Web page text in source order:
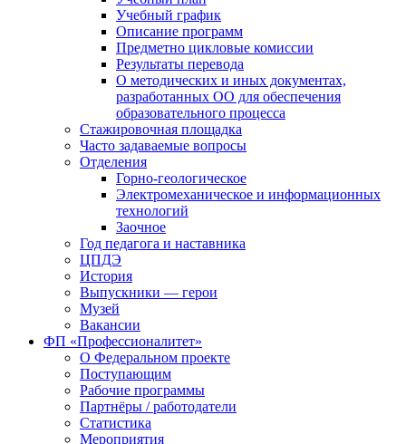
Учебный график
Описание программ
Предметно цикловые комиссии
Результаты перевода
О методических и иных документах,
разработанных ОО для обеспечения
образовательного процесса
Стажировочная площадка
Часто задаваемые вопросы
Отделения
Горно-геологическое
Электромеханическое и информационных
технологий
Заочное
Год педагога и наставника
ЦПДЭ
История
Выпускники — герои
Музей
Вакансии
ФП «Профессионалитет»
О Федеральном проекте
Поступающим
Рабочие программы
Партнёры / работодатели
Статистика
Мероприятия